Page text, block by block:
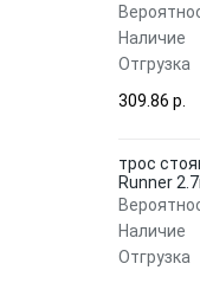
Наличие
Отгрузка
309.86 p.
трос
Runner
Наличие
Отгрузка